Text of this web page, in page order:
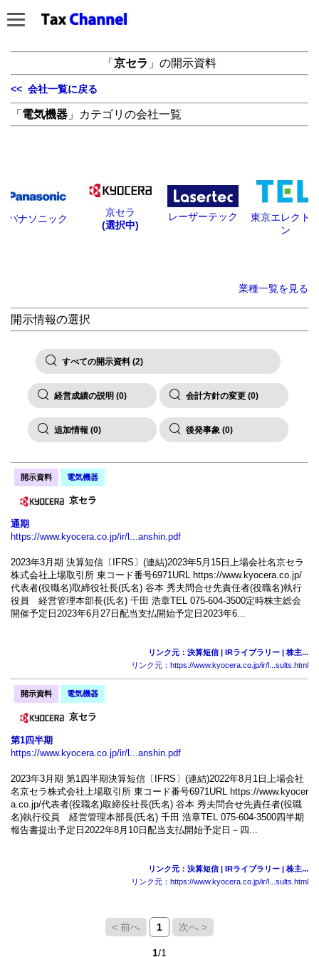
「 京セラ 」の開示資料
<< 会社一覧に戻る
「 電気機器 」カテゴリの会社一覧
パナソニック
京セラ
(選択中)
レーザーテック
東京エレクト
ン
業種一覧を見る
開示情報の選択
すべての開示資料 (2)
経営成績の説明 (0) 会計方針の変更 (0)
追加情報 (0) 後発事象 (0)
開示資料 電気機器
京セラ
通期
https://www.kyocera.co.jp/ir/l...anshin.pdf
2023年3月期 決算短信〔IFRS〕(連結)2023年5月15日上場会社名京セラ
株式会社上場取引所 東コード番号6971URL https://www.kyocera.co.jp/
代表者(役職名)取締役社長(氏名) 谷本 秀夫問合せ先責任者(役職名)執行
役員 経営管理本部長(氏名) 千田 浩章TEL 075-604-3500定時株主総会
開催予定日2023年6月27日配当支払開始予定日2023年6...
リンク元：決算短信 | IRライブラリー | 株主...
リンク元：https://www.kyocera.co.jp/ir/l...sults.html
開示資料 電気機器
京セラ
第1四半期
https://www.kyocera.co.jp/ir/l...anshin.pdf
2023年3月期 第1四半期決算短信〔IFRS〕(連結)2022年8月1日上場会社
名京セラ株式会社上場取引所 東コード番号6971URL https://www.kyocer
a.co.jp/代表者(役職名)取締役社長(氏名) 谷本 秀夫問合せ先責任者(役職
名)執行役員 経営管理本部長(氏名) 千田 浩章TEL 075-604-3500四半期
報告書提出予定日2022年8月10日配当支払開始予定日－四...
リンク元：決算短信 | IRライブラリー | 株主...
リンク元：https://www.kyocera.co.jp/ir/l...sults.html
< 前へ 1 次へ >
1/1